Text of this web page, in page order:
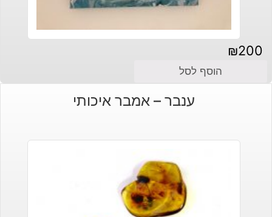
₪200
הוסף לסל
ענבר – אמבר איכותי